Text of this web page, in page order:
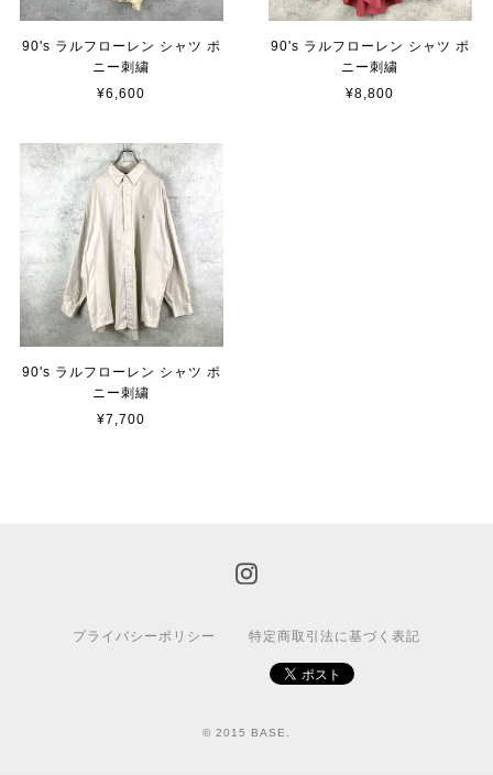
90's ラルフローレン シャツ ポ
ニー刺繍
¥6,600
90's ラルフローレン シャツ ポ
ニー刺繍
¥8,800
90's ラルフローレン シャツ ポ
ニー刺繍
¥7,700
プライバシーポリシー 特定商取引法に基づく表記
© 2015 BASE.